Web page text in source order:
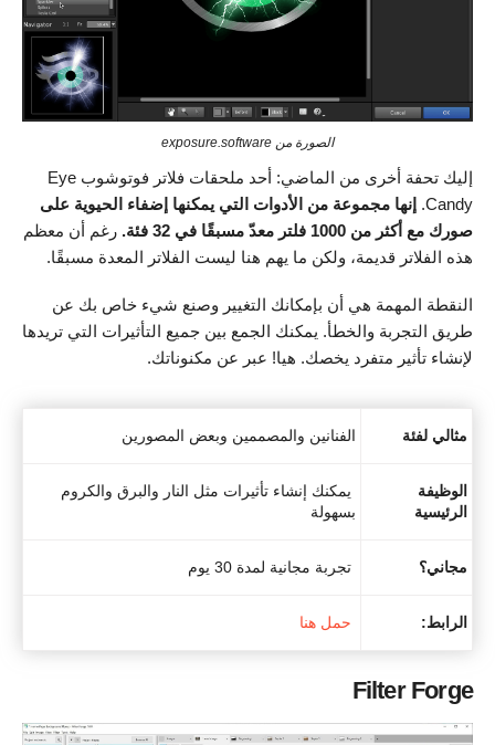
الصورة من exposure.software
إليك تحفة أخرى من الماضي: أحد ملحقات فلاتر فوتوشوب Eye
Candy.
إنها مجموعة من الأدوات التي يمكنها إضفاء الحيوية على
صورك مع أكثر من 1000 فلتر معدّ مسبقًا في 32 فئة.
رغم أن معظم
هذه الفلاتر قديمة، ولكن ما يهم هنا ليست الفلاتر المعدة مسبقًا.
النقطة المهمة هي أن بإمكانك التغيير وصنع شيء خاص بك عن
طريق التجربة والخطأ. يمكنك الجمع بين جميع التأثيرات التي تريدها
لإنشاء تأثير متفرد يخصك. هيا! عبر عن مكنوناتك.
مثالي لفئة الفنانين والمصممين وبعض المصورين
الوظيفة
الرئيسية
يمكنك إنشاء تأثيرات مثل النار والبرق والكروم
بسهولة
مجاني؟ تجربة مجانية لمدة 30 يوم
الرابط: حمل هنا
Filter Forge